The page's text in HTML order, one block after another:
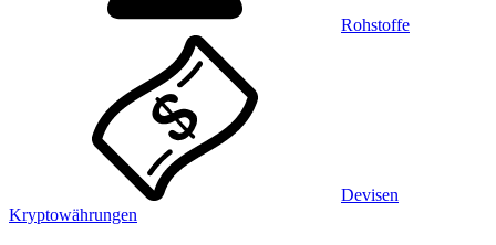
Rohstoffe
Devisen
Kryptowährungen